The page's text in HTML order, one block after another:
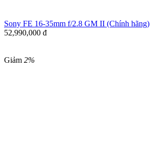
Sony FE 16-35mm f/2.8 GM II (Chính hãng)
52,990,000 đ
Giảm 2%